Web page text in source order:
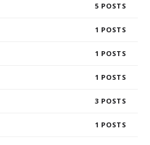
5
1
1
1
3
1